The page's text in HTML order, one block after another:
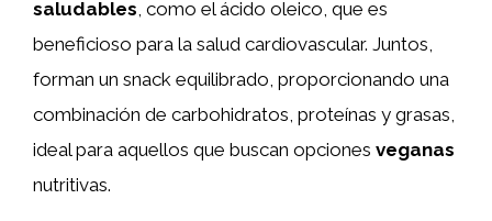
saludables, como el ácido oleico, que es
beneficioso para la salud cardiovascular. Juntos,
forman un snack equilibrado, proporcionando una
combinación de carbohidratos, proteínas y grasas,
ideal para aquellos que buscan opciones veganas
nutritivas.